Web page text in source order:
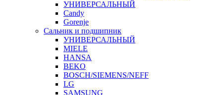
УНИВЕРСАЛЬНЫЙ
Candy
Gorenje
Сальник и подшипник
УНИВЕРСАЛЬНЫЙ
MIELE
HANSA
BEKO
BOSCH/SIEMENS/NEFF
LG
SAMSUNG